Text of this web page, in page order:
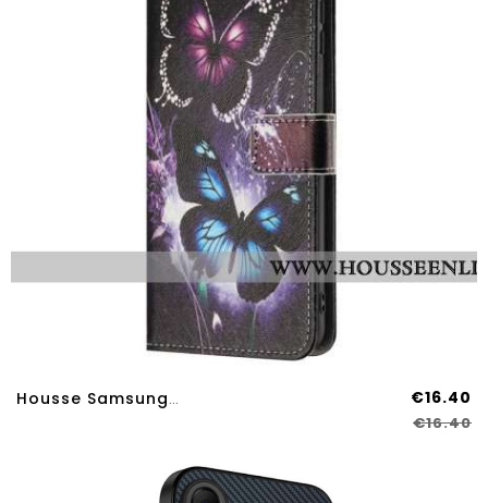
Housse Samsung Galaxy A17 4G / 5G / A26 5G Deux Papillons €16.40
€16.40